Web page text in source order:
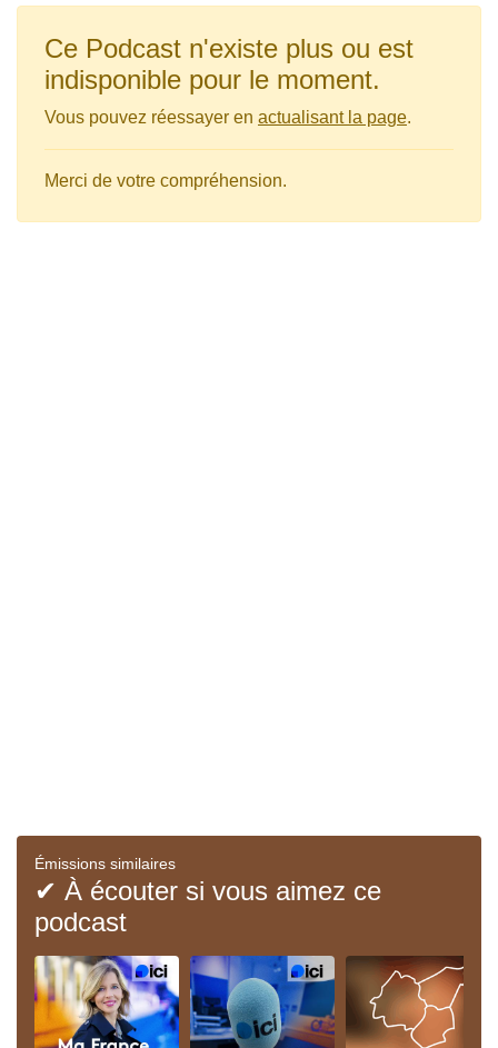
Ce Podcast n'existe plus ou est
indisponible pour le moment.
Vous pouvez réessayer en actualisant la page.
Merci de votre compréhension.
Émissions similaires
✔ À écouter si vous aimez ce
podcast